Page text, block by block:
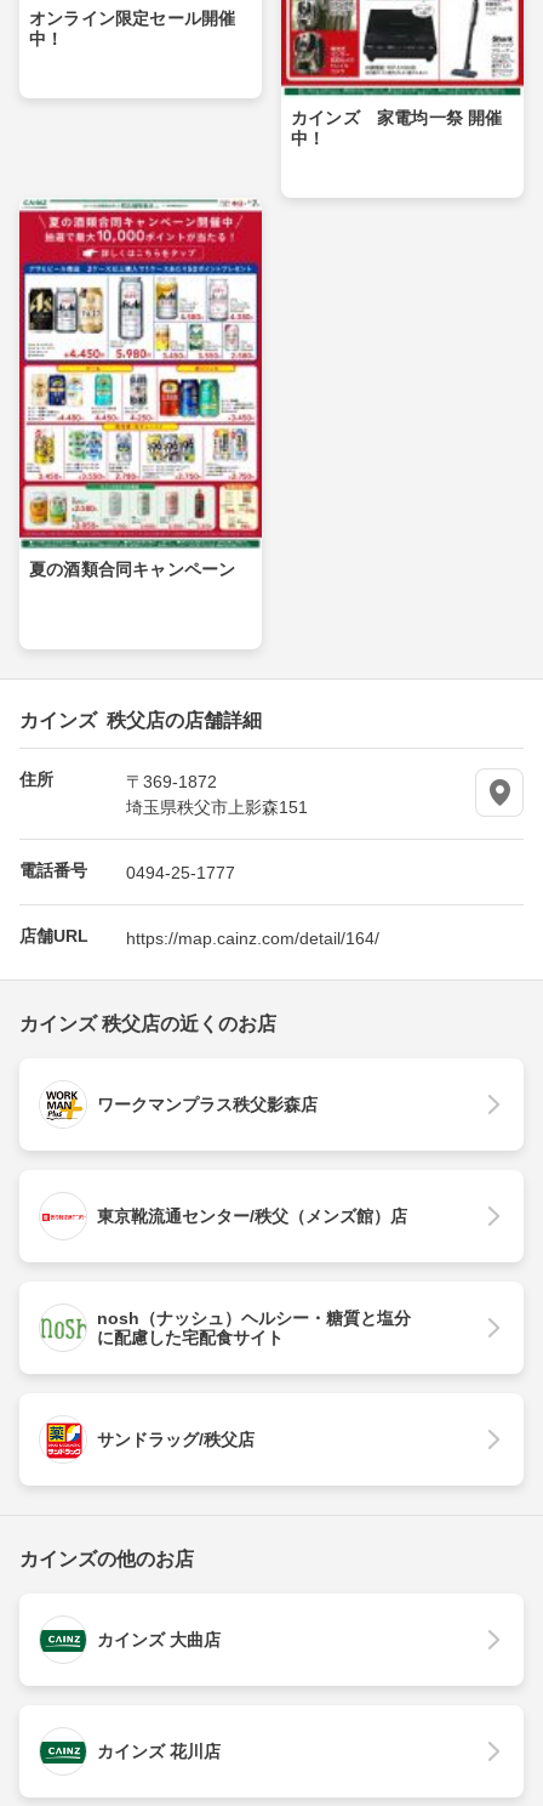
オンライン限定セール開催
中！
カインズ 家電均一祭 開催
中！
夏の酒類合同キャンペーン
カインズ 秩父店の店舗詳細
住所
〒369-1872
埼玉県秩父市上影森151
電話番号 0494-25-1777
店舗URL https://map.cainz.com/detail/164/
カインズ 秩父店の近くのお店
ワークマンプラス秩父影森店
東京靴流通センター/秩父（メンズ館）店
nosh（ナッシュ）ヘルシー・糖質と塩分
に配慮した宅配食サイト
サンドラッグ/秩父店
カインズの他のお店
カインズ 大曲店
カインズ 花川店